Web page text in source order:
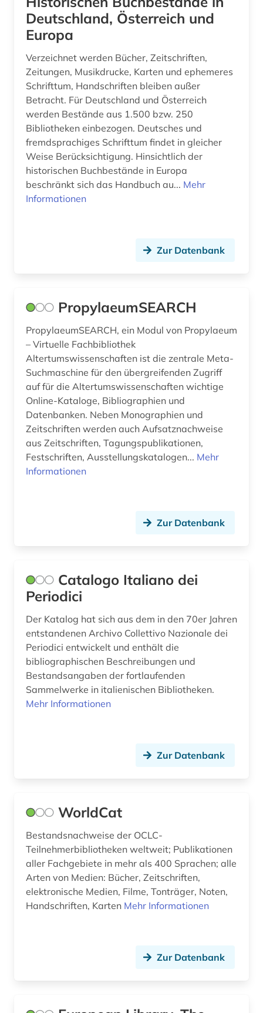
forschungsbibliothek (1)
forschungsinstitut (1)
fortlaufendes sammelwerk (1)
frankreich (3)
gebäude (1)
gedächtnis (2)
geschichte 1450-1900 (1)
geschichte 1500-1850 (1)
geschichte 1501-1600 (1)
geschichte 500-1500 (1)
handschrift (8)
heinrich wilhelm (1)
herrenhaus (2)
hispanistik (1)
humanismus (2)
information und dokumentation (1)
dokumentationswissenschaft (2)
informationskompetenz (1)
informationswissenschaft (3)
issn (1)
italien (2)
judenverfolgung (1)
judenvernichtung (1)
Deutschland, Österreich und
Europa
Verzeichnet werden Bücher, Zeitschriften,
Zeitungen, Musikdrucke, Karten und ephemeres
Schrifttum, Handschriften bleiben außer
Betracht. Für Deutschland und Österreich
werden Bestände aus 1.500 bzw. 250
Bibliotheken einbezogen. Deutsches und
fremdsprachiges Schrifttum findet in gleicher
Weise Berücksichtigung. Hinsichtlich der
historischen Buchbestände in Europa
beschränkt sich das Handbuch au... Mehr
Informationen
Zur Datenbank
PropylaeumSEARCH
PropylaeumSEARCH, ein Modul von Propylaeum
– Virtuelle Fachbibliothek
Altertumswissenschaften ist die zentrale Meta-
Suchmaschine für den übergreifenden Zugriff
auf für die Altertumswissenschaften wichtige
Online-Kataloge, Bibliographien und
Datenbanken. Neben Monographien und
Zeitschriften werden auch Aufsatznachweise
aus Zeitschriften, Tagungspublikationen,
Festschriften, Ausstellungskatalogen... Mehr
Informationen
Zur Datenbank
Catalogo Italiano dei
Periodici
Der Katalog hat sich aus dem in den 70er Jahren
entstandenen Archivo Collettivo Nazionale dei
Periodici entwickelt und enthält die
bibliographischen Beschreibungen und
Bestandsangaben der fortlaufenden
Sammelwerke in italienischen Bibliotheken.
Mehr Informationen
Zur Datenbank
WorldCat
Bestandsnachweise der OCLC-
Teilnehmerbibliotheken weltweit; Publikationen
aller Fachgebiete in mehr als 400 Sprachen; alle
Arten von Medien: Bücher, Zeitschriften,
elektronische Medien, Filme, Tonträger, Noten,
Handschriften, Karten Mehr Informationen
Zur Datenbank